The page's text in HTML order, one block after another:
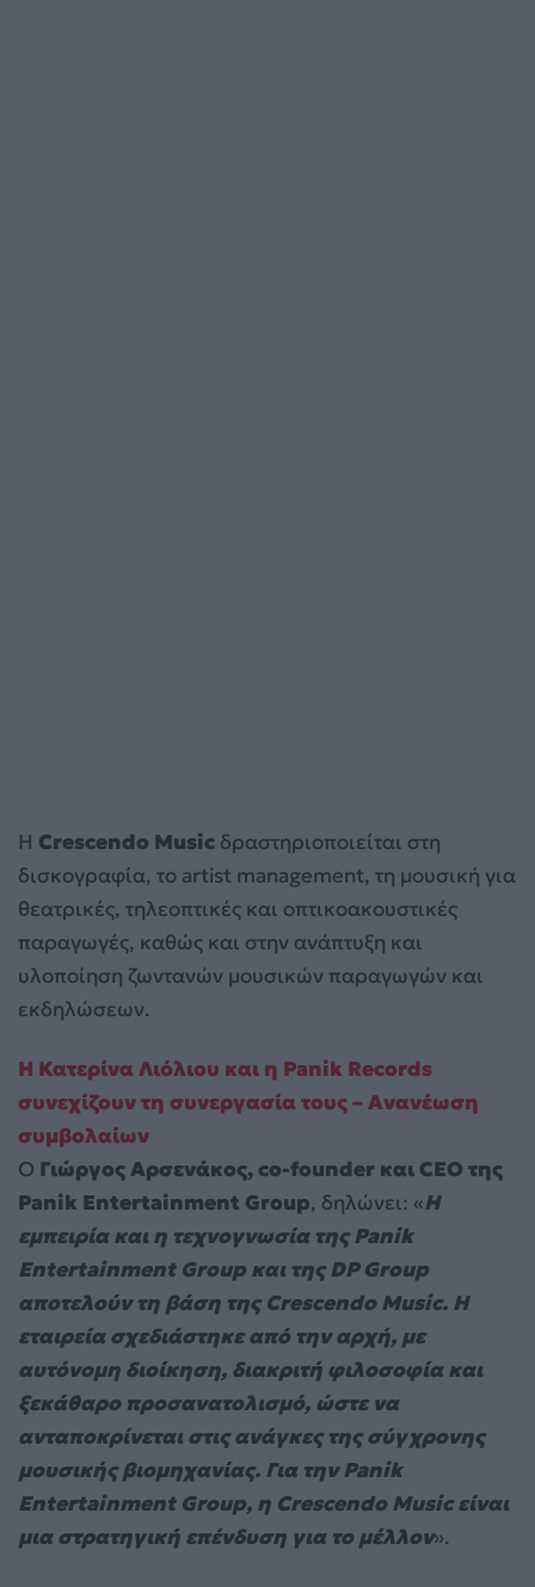
Η Crescendo Music δραστηριοποιείται στη
δισκογραφία, το artist management, τη μουσική για
θεατρικές, τηλεοπτικές και οπτικοακουστικές
παραγωγές, καθώς και στην ανάπτυξη και
υλοποίηση ζωντανών μουσικών παραγωγών και
εκδηλώσεων.
H Κατερίνα Λιόλιου και η Panik Records
συνεχίζουν τη συνεργασία τους – Ανανέωση
συμβολαίων
Ο Γιώργος Αρσενάκος, co-founder και CEO της
Panik Entertainment Group, δηλώνει: «Η
εμπειρία και η τεχνογνωσία της Panik
Entertainment Group και της DP Group
αποτελούν τη βάση της Crescendo Music. Η
εταιρεία σχεδιάστηκε από την αρχή, με
αυτόνομη διοίκηση, διακριτή φιλοσοφία και
ξεκάθαρο προσανατολισμό, ώστε να
ανταποκρίνεται στις ανάγκες της σύγχρονης
μουσικής βιομηχανίας. Για την Panik
Entertainment Group, η Crescendo Music είναι
μια στρατηγική επένδυση για το μέλλον».